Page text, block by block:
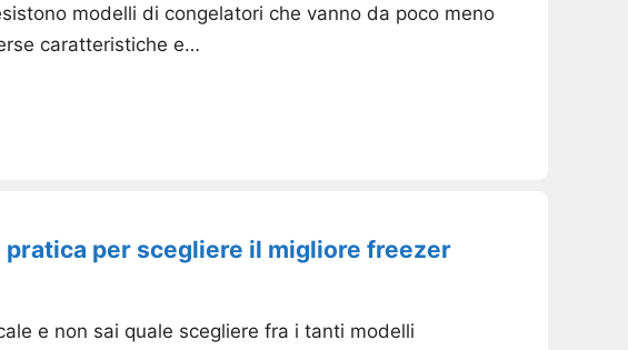
modelli di congelatori che vanno da poco meno
caratteristiche e…
per scegliere il migliore freezer
e non sai quale scegliere fra i tanti modelli